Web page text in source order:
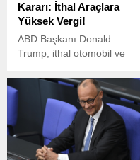
Kararı: İthal Araçlara
Yüksek Vergi!
ABD Başkanı Donald
Trump, ithal otomobil ve
gümrük tarifesi getiren yeni
bir kararnameyi imzaladı.